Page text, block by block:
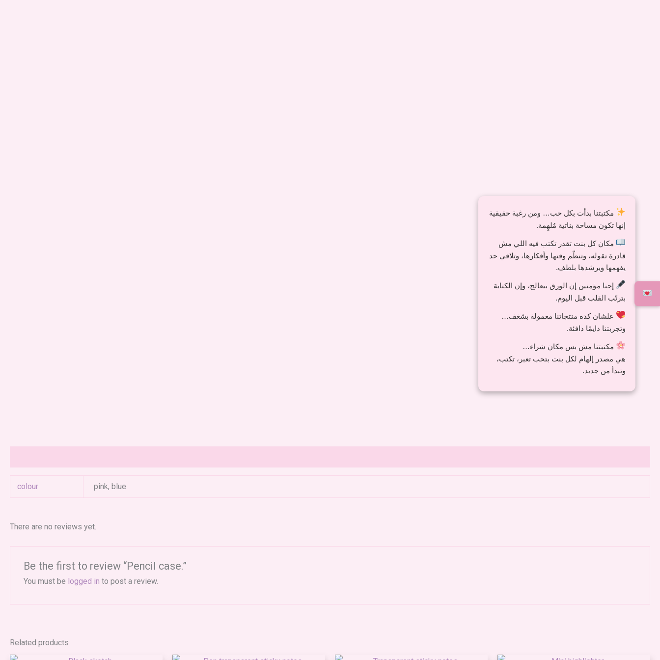
colour pink, blue
There are no reviews yet.
Be the first to review “Pencil case.”
You must be logged in to post a review.
Related products
مكتبتنا بدأت بكل حب… ومن رغبة حقيقية
إنها تكون مساحة بناتية مُلهِمة.
مكان كل بنت تقدر تكتب فيه اللي مش
قادرة تقوله، وتنظّم وقتها وأفكارها، وتلاقي حد
يفهمها ويرشدها بلطف.
إحنا مؤمنين إن الورق بيعالج، وإن الكتابة
بترتّب القلب قبل اليوم.
علشان كده منتجاتنا معمولة بشغف…
وتجربتنا دايمًا دافئة.
مكتبتنا مش بس مكان شراء…
هي مصدر إلهام لكل بنت بتحب تعبر، تكتب،
وتبدأ من جديد.